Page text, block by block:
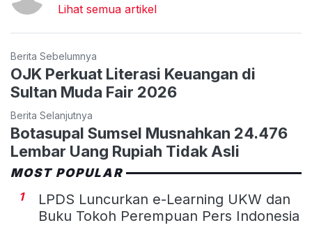
Lihat semua artikel
Berita Sebelumnya
OJK Perkuat Literasi Keuangan di
Sultan Muda Fair 2026
Berita Selanjutnya
Botasupal Sumsel Musnahkan 24.476
Lembar Uang Rupiah Tidak Asli
MOST POPULAR
1
LPDS Luncurkan e-Learning UKW dan
Buku Tokoh Perempuan Pers Indonesia